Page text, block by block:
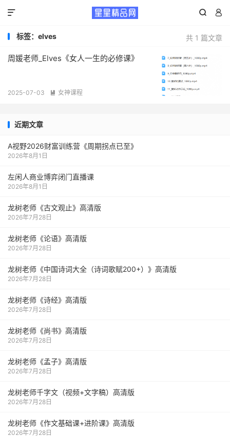
 

共 1 篇文章
标签：elves
周媛老师_Elves《女人一生的必修课》
2025-07-03  女神课程
近期文章
A视野2026财富训练营《周期拐点已至》
2026年8月1日
左闲人商业博弈闭门直播课
2026年8月1日
龙树老师《古文观止》高清版
2026年7月28日
龙树老师《论语》高清版
2026年7月28日
龙树老师《中国诗词大全（诗词歌赋200+）》高清版
2026年7月28日
龙树老师《诗经》高清版
2026年7月28日
龙树老师《尚书》高清版
2026年7月28日
龙树老师《孟子》高清版
2026年7月28日
龙树老师千字文（视频+文字稿）高清版
2026年7月28日
龙树老师《作文基础课+进阶课》高清版
2026年7月28日